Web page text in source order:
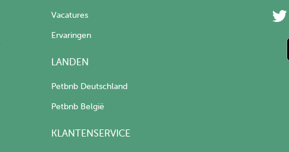
Vacatures
Ervaringen
LANDEN
Petbnb Deutschland
Petbnb België
KLANTENSERVICE